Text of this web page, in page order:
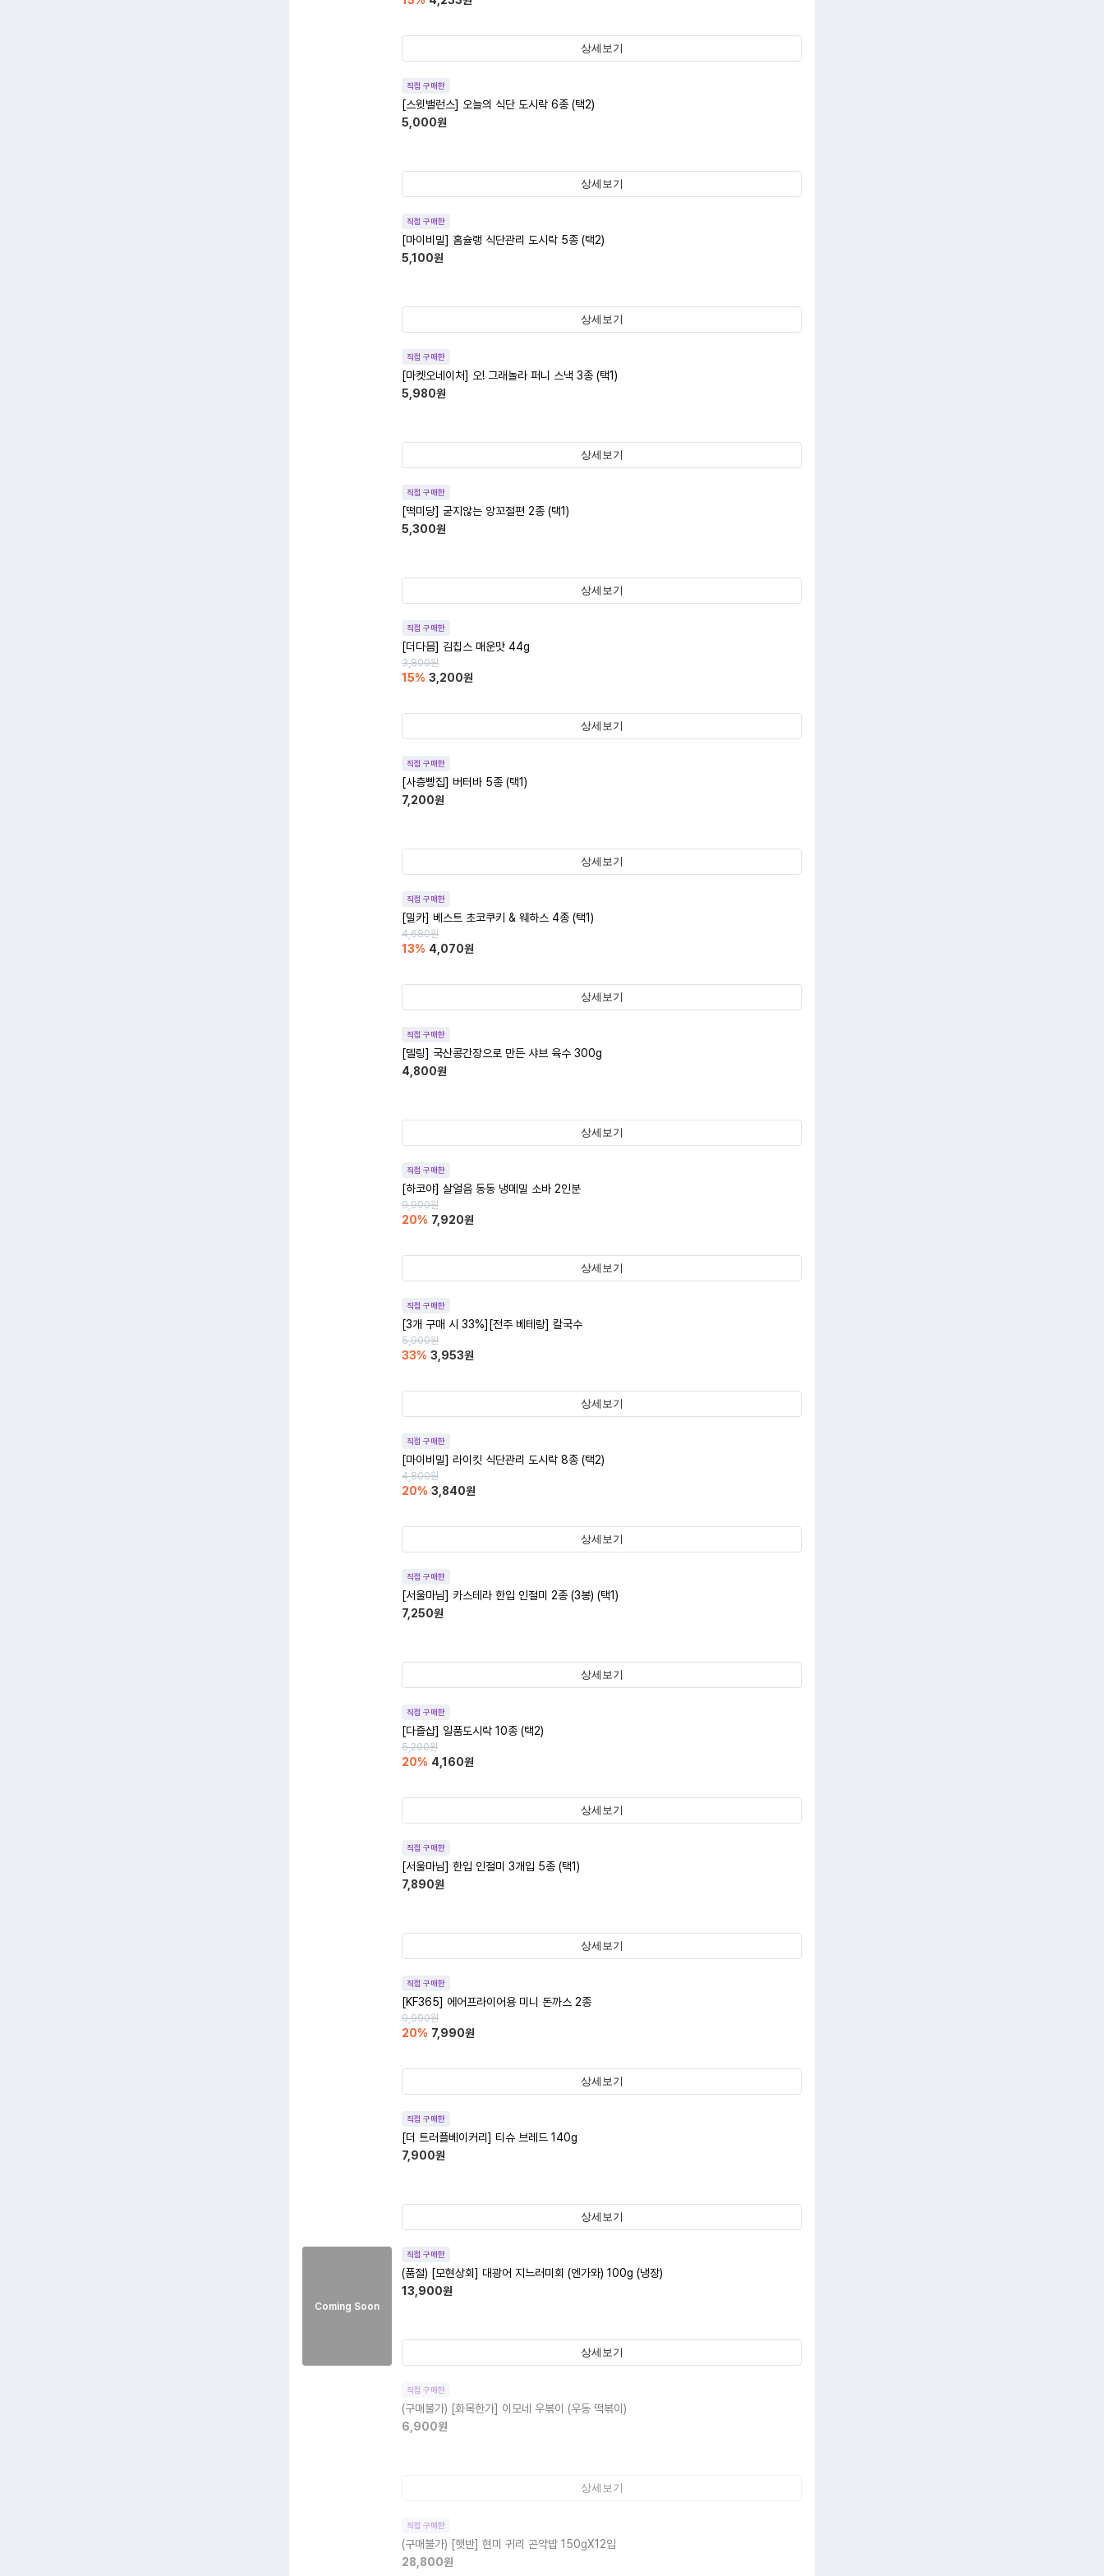
상세보기
직접 구매한
[스윗밸런스] 오늘의 식단 도시락 6종 (택2)
5,000원
상세보기
직접 구매한
[마이비밀] 홈슐랭 식단관리 도시락 5종 (택2)
5,100원
상세보기
직접 구매한
[마켓오네이처] 오! 그래놀라 퍼니 스낵 3종 (택1)
5,980원
상세보기
직접 구매한
[떡미당] 굳지않는 앙꼬절편 2종 (택1)
5,300원
상세보기
직접 구매한
[더다믐] 김칩스 매운맛 44g
3,800원
15% 3,200원
상세보기
직접 구매한
[사층빵집] 버터바 5종 (택1)
7,200원
상세보기
직접 구매한
[밀카] 베스트 초코쿠키 & 웨하스 4종 (택1)
4,680원
13% 4,070원
상세보기
직접 구매한
[델링] 국산콩간장으로 만든 샤브 육수 300g
4,800원
상세보기
직접 구매한
[하코야] 살얼음 동동 냉메밀 소바 2인분
9,900원
20% 7,920원
상세보기
직접 구매한
[3개 구매 시 33%][전주 베테랑] 칼국수
5,900원
33% 3,953원
상세보기
직접 구매한
[마이비밀] 라이킷 식단관리 도시락 8종 (택2)
4,800원
20% 3,840원
상세보기
직접 구매한
[서울마님] 카스테라 한입 인절미 2종 (3봉) (택1)
7,250원
상세보기
직접 구매한
[다즐샵] 일품도시락 10종 (택2)
5,200원
20% 4,160원
상세보기
직접 구매한
[서울마님] 한입 인절미 3개입 5종 (택1)
7,890원
상세보기
직접 구매한
[KF365] 에어프라이어용 미니 돈까스 2종
9,990원
20% 7,990원
상세보기
직접 구매한
[더 트러플베이커리] 티슈 브레드 140g
7,900원
상세보기
Coming Soon
직접 구매한
(품절) [모현상회] 대광어 지느러미회 (엔가와) 100g (냉장)
13,900원
상세보기
직접 구매한
(구매불가) [화목한가] 이모네 우볶이 (우동 떡볶이)
6,900원
상세보기
직접 구매한
(구매불가) [햇반] 현미 귀리 곤약밥 150gX12입
28,800원